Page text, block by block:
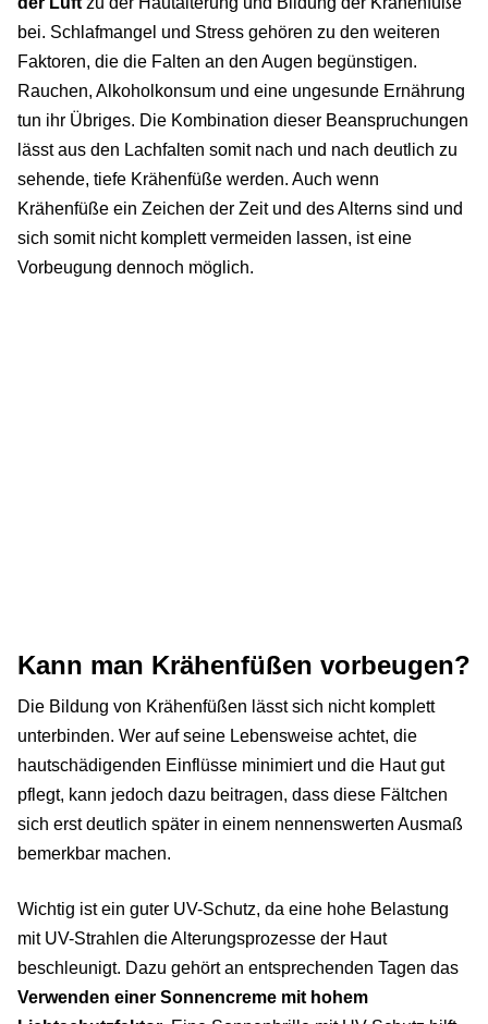
bei. Schlafmangel und Stress gehören zu den weiteren
Faktoren, die die Falten an den Augen begünstigen.
Rauchen, Alkoholkonsum und eine ungesunde Ernährung
tun ihr Übriges. Die Kombination dieser Beanspruchungen
lässt aus den Lachfalten somit nach und nach deutlich zu
sehende, tiefe Krähenfüße werden. Auch wenn
Krähenfüße ein Zeichen der Zeit und des Alterns sind und
sich somit nicht komplett vermeiden lassen, ist eine
Vorbeugung dennoch möglich.
Kann man Krähenfüßen vorbeugen?
Die Bildung von Krähenfüßen lässt sich nicht komplett
unterbinden. Wer auf seine Lebensweise achtet, die
hautschädigenden Einflüsse minimiert und die Haut gut
pflegt, kann jedoch dazu beitragen, dass diese Fältchen
sich erst deutlich später in einem nennenswerten Ausmaß
bemerkbar machen.
Wichtig ist ein guter UV-Schutz, da eine hohe Belastung
mit UV-Strahlen die Alterungsprozesse der Haut
beschleunigt. Dazu gehört an entsprechenden Tagen das
Verwenden einer Sonnencreme mit hohem